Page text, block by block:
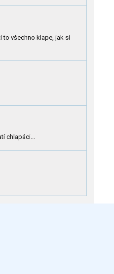
to všechno klape, jak si
chlapáci...